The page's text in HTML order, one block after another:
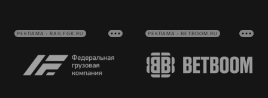
РЕКЛАМА • RAILFGK.RU РЕКЛАМА • BETBOOM.RU